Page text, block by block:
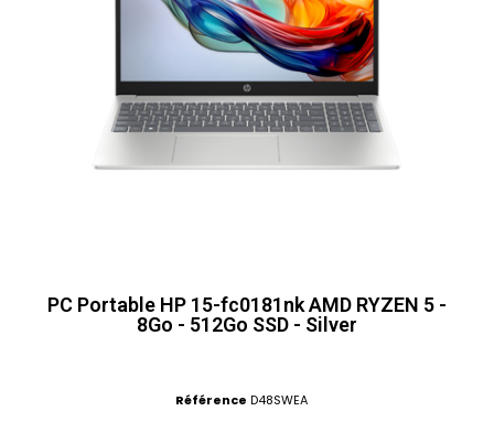
PC Portable HP 15-fc0181nk AMD RYZEN 5 -
8Go - 512Go SSD - Silver
Référence D48SWEA